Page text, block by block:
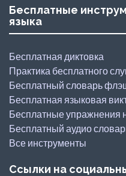
Бесплатные
языка
Бесплатная диктовка
Практика бесплатного
Бесплатный словарь
Бесплатная языковая
Бесплатные упражнения
Бесплатный аудио
Все инструменты
Ссылки на